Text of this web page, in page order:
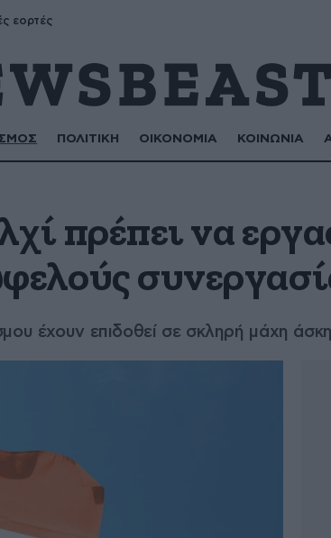
εορτές
ΠΟΛΙΤΙΚΗ ΟΙΚΟΝΟΜΙΑ ΚΟΙΝΩΝΙΑ
πρέπει να
έχουν επιδοθεί σε σκληρή μάχη